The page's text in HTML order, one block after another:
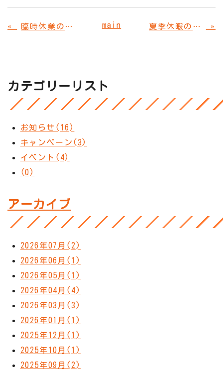
« 臨時休業のお知らせ main 夏季休暇のご案内 »
カテゴリーリスト
お知らせ(16)
キャンペーン(3)
イベント(4)
(0)
アーカイブ
2026年07月(2)
2026年06月(1)
2026年05月(1)
2026年04月(4)
2026年03月(3)
2026年01月(1)
2025年12月(1)
2025年10月(1)
2025年09月(2)